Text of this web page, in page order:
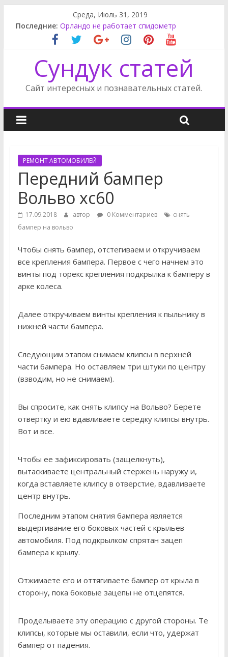
Среда, Июль 31, 2019
Последние: Орландо не работает спидометр
Замена салонного фильтра рено Флюенс
Как снять фару на Ниссан Альмера Классик
Как снять бампер Ниссан Альмера Классик
Ниссан Альмера как снять радиатор
Сундук статей
Сайт интересных и познавательных статей.
РЕМОНТ АВТОМОБИЛЕЙ
Передний бампер
Вольво хс60
17.09.2018 автор 0 Комментариев
снять
бампер на вольво
Чтобы снять бампер, отстегиваем и откручиваем
все крепления бампера. Первое с чего начнем это
винты под торекс крепления подкрылка к бамперу в
арке колеса.
Далее откручиваем винты крепления к пыльнику в
нижней части бампера.
Следующим этапом снимаем клипсы в верхней
части бампера. Но оставляем три штуки по центру
(взводим, но не снимаем).
Вы спросите, как снять клипсу на Вольво? Берете
отвертку и ею вдавливаете середку клипсы внутрь.
Вот и все.
Чтобы ее зафиксировать (защелкнуть),
вытаскиваете центральный стержень наружу и,
когда вставляете клипсу в отверстие, вдавливаете
центр внутрь.
Последним этапом снятия бампера является
выдергивание его боковых частей с крыльев
автомобиля. Под подкрылком спрятан зацеп
бампера к крылу.
Отжимаете его и оттягиваете бампер от крыла в
сторону, пока боковые зацепы не отцепятся.
Проделываете эту операцию с другой стороны. Те
клипсы, которые мы оставили, если что, удержат
бампер от падения.